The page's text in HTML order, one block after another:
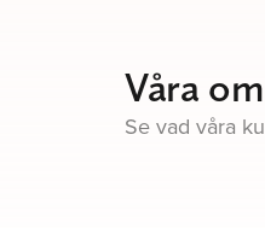
Våra
Se vad våra